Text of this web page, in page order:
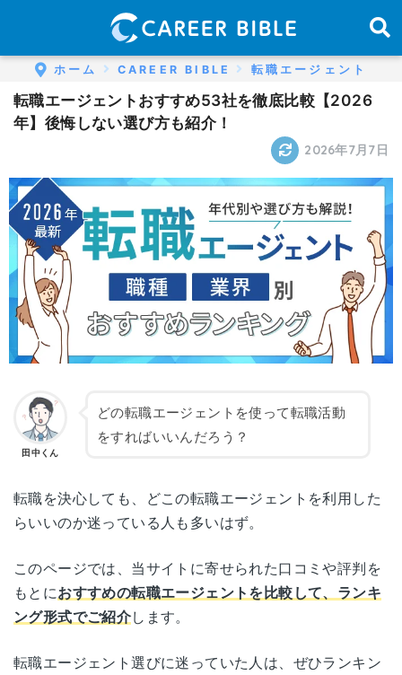
ホーム CAREER BIBLE 転職エージェント
転職エージェントおすすめ53社を徹底比較【2026
年】後悔しない選び方も紹介！
2026年7月7日
田中くん
どの転職エージェントを使って転職活動
をすればいいんだろう？
転職を決心しても、どこの転職エージェントを利用した
らいいのか迷っている人も多いはず。
このページでは、当サイトに寄せられた口コミや評判を
もとにおすすめの転職エージェントを比較して、ランキ
ング形式でご紹介します。
転職エージェント選びに迷っていた人は、ぜひランキン